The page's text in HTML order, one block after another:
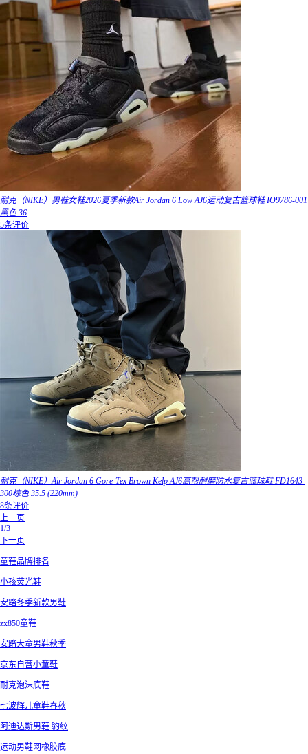
耐克（NIKE）男鞋女鞋2026夏季新款Air Jordan 6 Low AJ6运动复古篮球鞋 IO9786-001
黑色 36
5条评价
耐克（NIKE）Air Jordan 6 Gore-Tex Brown Kelp AJ6高帮耐磨防水复古篮球鞋 FD1643-
300棕色 35.5 (220mm)
8条评价
上一页
1/3
下一页
童鞋品牌排名
小孩荧光鞋
安踏冬季新款男鞋
zx850童鞋
安踏大童男鞋秋季
京东自营小童鞋
耐克泡沫底鞋
七波辉儿童鞋春秋
阿迪达斯男鞋 豹纹
运动男鞋网橡胶底